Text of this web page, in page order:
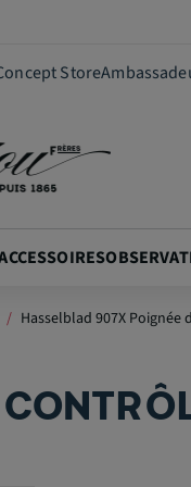
Store
Hasselblad 907X Poignée